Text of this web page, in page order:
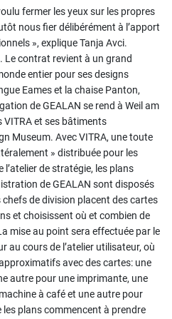
fermer les yeux sur les propres
nous fier délibérément à l’apport
», explique Tanja Avci.
Le contrat revient à un grand
entier pour ses designs
Eames et la chaise Panton,
de GEALAN se rend à Weil am
VITRA et ses bâtiments
Museum. Avec VITRA, une toute
» distribuée pour les
de stratégie, les plans
de GEALAN sont disposés
de division placent des cartes
et choisissent où et combien de
mise au point sera effectuée par le
au cours de l’atelier utilisateur, où
avec des cartes: une
autre pour une imprimante, une
à café et une autre pour
les plans commencent à prendre